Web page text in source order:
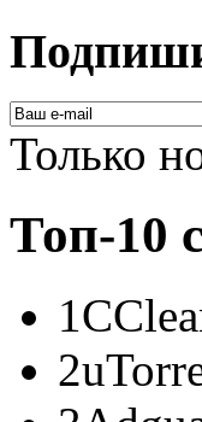
Только
Топ-10
1
2